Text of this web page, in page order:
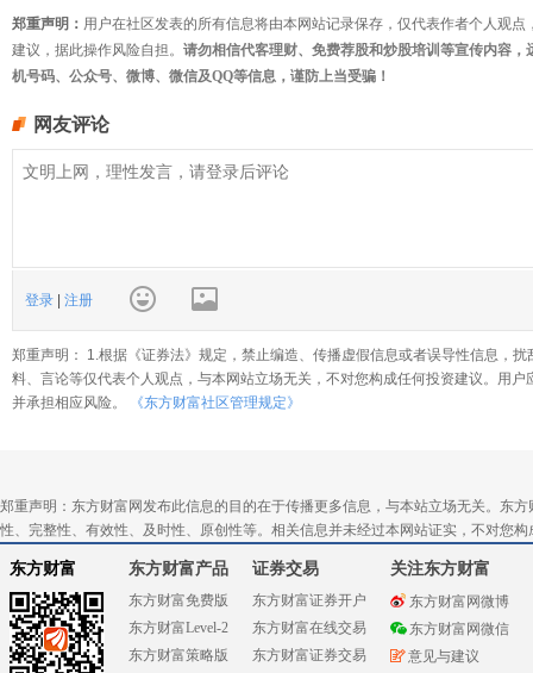
郑重声明： 用户在社区发表的所有信息将由本网站记录保存，仅代表作者个人观
建议，据此操作风险自担。 请勿相信代客理财、免费荐股和炒股培训等宣传内容
机号码、公众号、微博、微信及QQ等信息，谨防上当受骗！
网友评论
登录 注册
郑重声明： 1.根据《证券法》规定，禁止编造、传播虚假信息或者误导性信息，
料、言论等仅代表个人观点，与本网站立场无关，不对您构成任何投资建议。用
并承担相应风险。
《东方财富社区管理规定》
郑重声明：东方财富网发布此信息的目的在于传播更多信息，与本站立场无关。东
性、完整性、有效性、及时性、原创性等。相关信息并未经过本网站证实，不对您
东方财富 东方财富产品
东方财富免费版
东方财富Level-2
东方财富策略版
证券交易
东方财富证券开户
东方财富在线交易
东方财富证券交易
关注东方财富
东方财富网微博
东方财富网微信
意见与建议